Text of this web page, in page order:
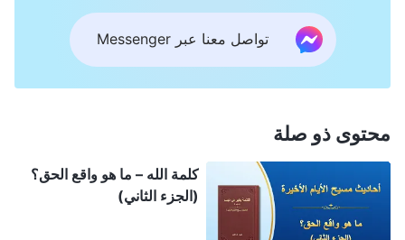
تواصل معنا عبر Messenger
محتوى ذو صلة
كلمة الله – ما هو واقع الحق؟
(الجزء الثاني)